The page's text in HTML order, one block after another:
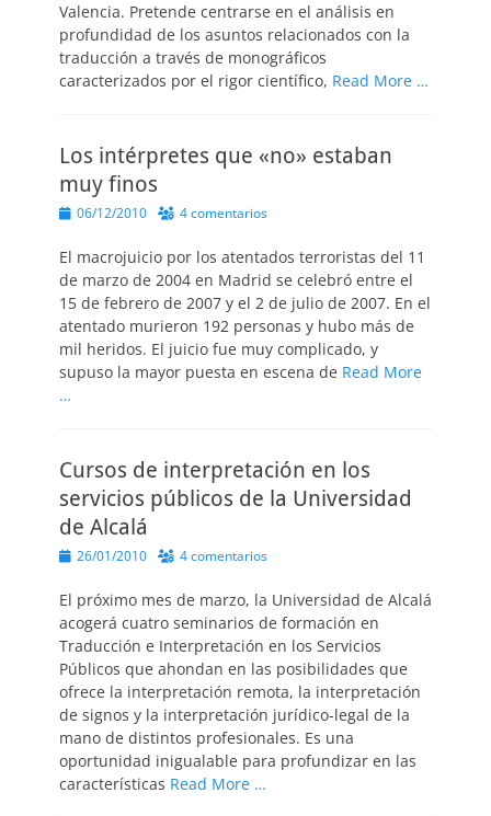
Valencia. Pretende centrarse en el análisis en
profundidad de los asuntos relacionados con la
traducción a través de monográficos
caracterizados por el rigor científico, Read More …
Los intérpretes que «no» estaban
muy finos
Publicado
06/12/2010 4 comentarios
El macrojuicio por los atentados terroristas del 11
de marzo de 2004 en Madrid se celebró entre el
15 de febrero de 2007 y el 2 de julio de 2007. En el
atentado murieron 192 personas y hubo más de
mil heridos. El juicio fue muy complicado, y
supuso la mayor puesta en escena de Read More
…
Cursos de interpretación en los
servicios públicos de la Universidad
de Alcalá
Publicado
26/01/2010 4 comentarios
El próximo mes de marzo, la Universidad de Alcalá
acogerá cuatro seminarios de formación en
Traducción e Interpretación en los Servicios
Públicos que ahondan en las posibilidades que
ofrece la interpretación remota, la interpretación
de signos y la interpretación jurídico-legal de la
mano de distintos profesionales. Es una
oportunidad inigualable para profundizar en las
características Read More …